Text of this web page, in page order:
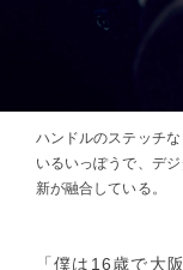
ハンドルのステッチ
いるいっぽうで、デ
新が融合している。
「僕は16歳で大